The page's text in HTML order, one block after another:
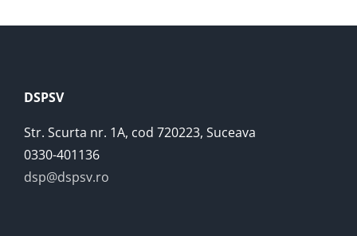
DSPSV
Str. Scurta nr. 1A, cod 720223, Suceava
0330-401136
dsp@dspsv.ro